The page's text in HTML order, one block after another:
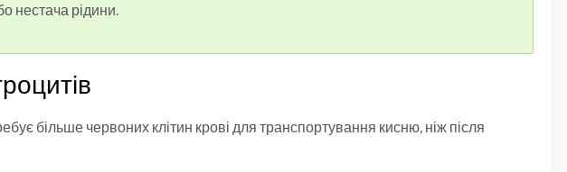
нестача рідини.
більше червоних клітин крові для транспортування кисню, ніж після